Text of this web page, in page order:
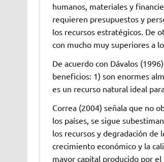
humanos, materiales y
requieren presupuestos y
los recursos estratégicos. De
con mucho muy superiores a
De acuerdo con Dávalos
beneficios: 1) son enormes
es un recurso natural ideal
Correa (2004) señala que no
los países, se sigue
los recursos y degradación de
crecimiento económico y la
mayor capital producido por